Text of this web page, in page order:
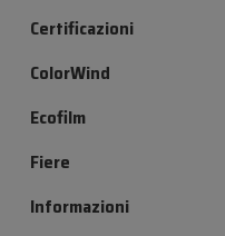
Certificazioni
ColorWind
Ecofilm
Fiere
Informazioni